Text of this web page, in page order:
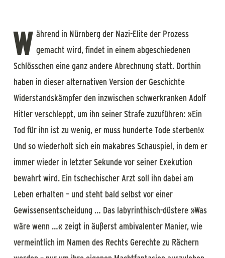
W ährend in Nürnberg der Nazi-Elite der Prozess
gemacht wird, findet in einem abgeschiedenen
Schlösschen eine ganz andere Abrechnung statt. Dorthin
haben in dieser alternativen Version der Geschichte
Widerstandskämpfer den inzwischen schwerkranken Adolf
Hitler verschleppt, um ihn seiner Strafe zuzuführen: »Ein
Tod für ihn ist zu wenig, er muss hunderte Tode sterben!«
Und so wiederholt sich ein makabres Schauspiel, in dem er
immer wieder in letzter Sekunde vor seiner Exekution
bewahrt wird. Ein tschechischer Arzt soll ihn dabei am
Leben erhalten – und steht bald selbst vor einer
Gewissensentscheidung … Das labyrinthisch-düstere »Was
wäre wenn …« zeigt in äußerst ambivalenter Manier, wie
vermeintlich im Namen des Rechts Gerechte zu Rächern